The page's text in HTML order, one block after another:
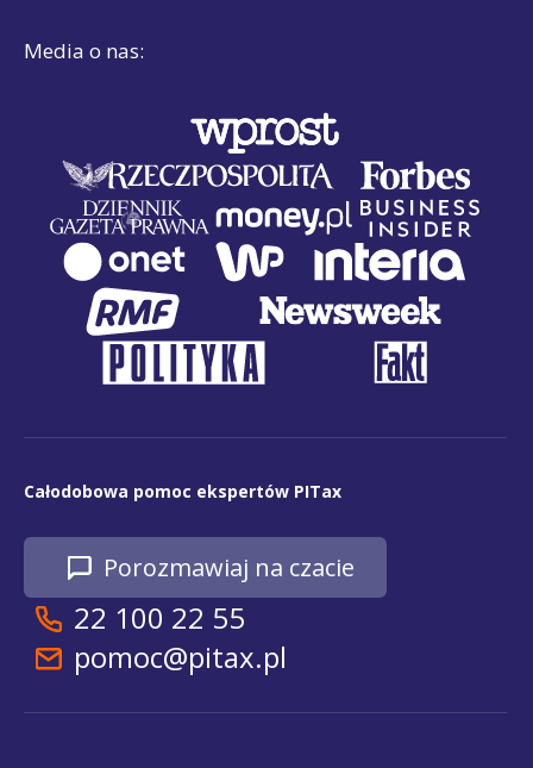
Media o nas:
Całodobowa pomoc ekspertów PITax
Porozmawiaj na czacie
22 100 22 55
pomoc@pitax.pl